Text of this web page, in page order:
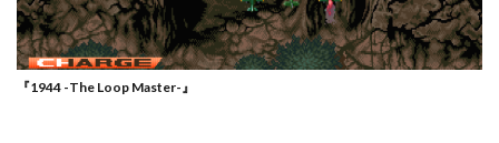
『1944 -The Loop Master-』